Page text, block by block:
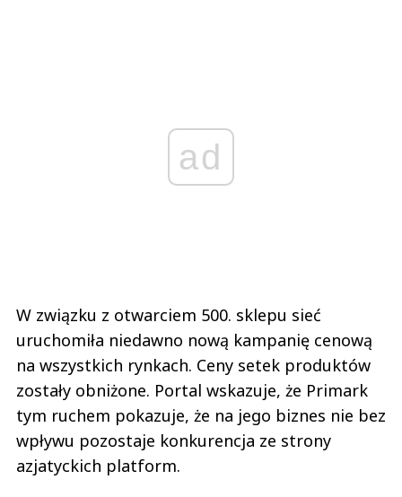
ad
W związku z otwarciem 500. sklepu sieć
uruchomiła niedawno nową kampanię cenową
na wszystkich rynkach. Ceny setek produktów
zostały obniżone. Portal wskazuje, że Primark
tym ruchem pokazuje, że na jego biznes nie bez
wpływu pozostaje konkurencja ze strony
azjatyckich platform.